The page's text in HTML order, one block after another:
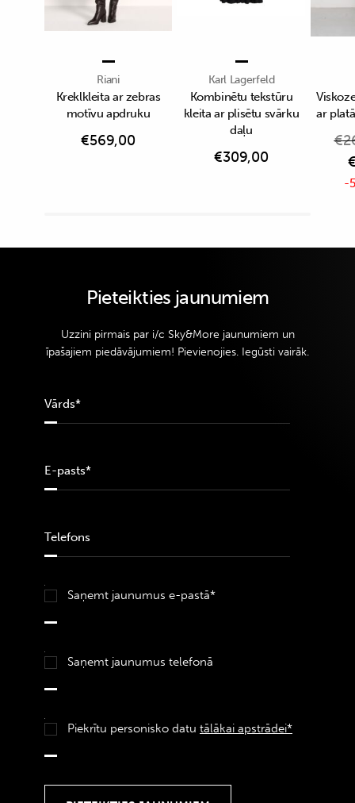
Riani
Kreklkleita ar zebras
motīvu apdruku
€569,00
Karl Lagerfeld
Kombinētu tekstūru
kleita ar plisētu svārku
daļu
€309,00
ar
€
-
Pieteikties jaunumiem
Uzzini pirmais par i/c Sky&More jaunumiem un
īpašajiem piedāvājumiem! Pievienojies. Iegūsti vairāk.
Saņemt jaunumus e-pastā*
Saņemt jaunumus telefonā
Piekrītu personisko datu tālākai apstrādei*